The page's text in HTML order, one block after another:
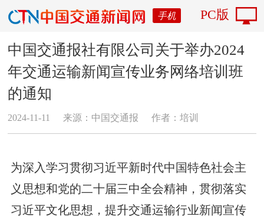
手机 PC版
中国交通报社有限公司关于举办2024
年交通运输新闻宣传业务网络培训班
的通知
2024-11-11 来源：中国交通报 作者：培训
为深入学习贯彻习近平新时代中国特色社会主
义思想和党的二十届三中全会精神，贯彻落实
习近平文化思想，提升交通运输行业新闻宣传